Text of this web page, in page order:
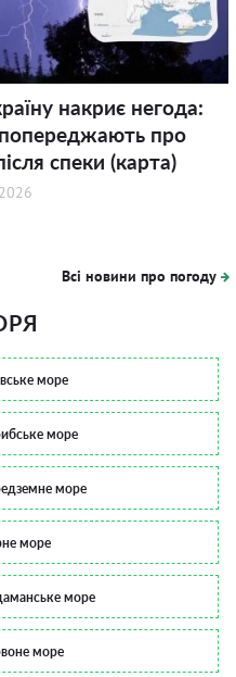
накриє негода:
про
спеки (карта)
Всі новини про погоду
море
море
море
море
море
море